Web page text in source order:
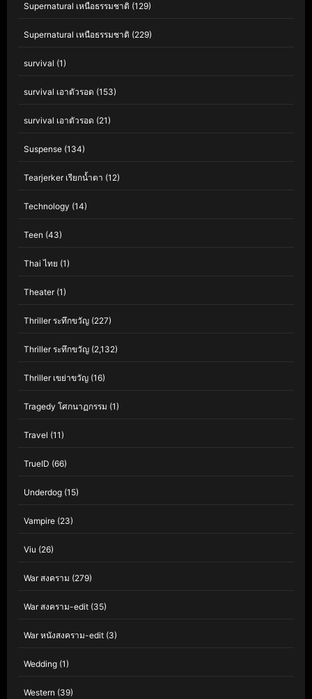
Supernatural เหนือธรรมชาติ (129)
Supernatural เหนือธรรมชาติ (229)
survival (1)
survival เอาตัวรอด (153)
survival เอาตัวรอด (21)
Suspense (134)
Tearjerker เรียกน้ำตา (12)
Technology (14)
Teen (43)
Thai ไทย (1)
Theater(1)
Thriller ระทึกขวัญ (227)
Thriller ระทึกขวัญ (2,132)
Thriller เขย่าขวัญ (16)
Tragedy โศกนาฏกรรม (1)
Travel (11)
TrueID (66)
Underdog (15)
Vampire (23)
Viu (26)
War สงคราม (279)
War สงคราม-edit (35)
War หนังสงคราม-edit (3)
Wedding (1)
Western (39)